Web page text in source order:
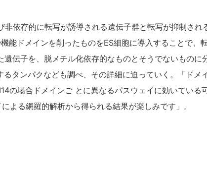
依存的に転写が誘導される遺伝子群と転写が抑制され
能ドメインを削ったものをES細胞に導入することで、
伝子を、脱メチル化依存的なものとそうでないものに
タンパクなども調べ、その詳細に迫っていく。「ドメ
の場合ドメインご とに異なるパスウェイに効いている
よる網羅的解析から得られる結果が楽しみです」。